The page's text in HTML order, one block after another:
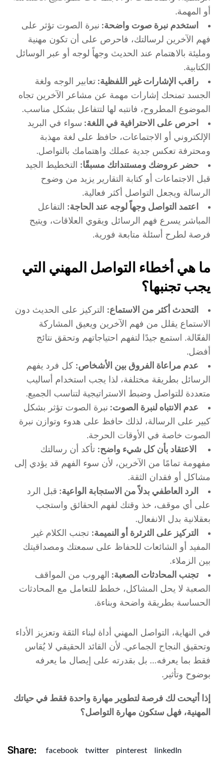
أو المهمة.
استخدم نبرة صوت واضحة: نبرة الصوت تؤثر على
فهم الآخرين لرسالتك، فاحرص على أن تكون مهنية
ومليئة بالاهتمام عند الحديث وجهاً لوجه أو عبر الوسائل
الكتابية.
راقب الإشارات غير اللفظية: تعابير الوجه ولغة
الجسد تمنحك إشارات مهمة عن مشاعر الآخرين تجاه
الموضوع المطروح، فانتبه لها لتتفاعل بشكل مناسب.
احرص على الاحترافية في اللغة: سواء في البريد
الإلكتروني أو الاجتماعات، حافظ على لغة مهذبة
ومحترفة تعكس جدية عملك واهتمامك بالتواصل.
حضر عروضك ومستنداتك مسبقًا: التخطيط الجيد
قبل الاجتماعات أو كتابة التقارير يزيد من وضوح
الرسالة ويجعل التواصل أكثر فعالية.
اعتمد التواصل وجهاً لوجه عند الحاجة: التفاعل
المباشر يسرع فهم الرسائل ويقوي العلاقات، ويتيح
فرصة لطرح أسئلة متابعة فورية.
ما هي أخطاء التواصل المهني التي
يجب تجنبها؟
التحدث أكثر من الاستماع: التركيز على الحديث دون
الاستماع يقلل من فهم الآخرين ويعيق المشاركة
الفعّالة. استمع جيدًا لتفهم احتياجاتهم وتحقق نتائج
أفضل.
عدم مراعاة الفروق بين الأشخاص: كل فرد يفهم
الرسائل بطريقة مختلفة، لذا يجب استخدام أساليب
متعددة للتواصل وضبط الاستراتيجية لتناسب الجميع.
عدم الانتباه لنبرة الصوت: نبرة الصوت تؤثر بشكل
كبير على الرسالة، لذلك حافظ على هدوء وتوازن نبرة
الصوت خاصة في الأوقات الحرجة.
الاعتقاد بأن كل شيء واضح: تأكد أن رسالتك
مفهومة تمامًا من الآخرين، لأن سوء الفهم قد يؤدي إلى
مشاكل أو فقدان الثقة.
الرد العاطفي بدلاً من الاستجابة الواعية: قبل الرد
على أي موقف، خذ وقتك لفهم الحقائق واستجب
بعقلانية بدل الانفعال.
التركيز على الثرثرة أو النميمة: تجنب الكلام غير
المفيد أو الشائعات للحفاظ على سمعتك ومصداقيتك
بين الزملاء.
تجنب المحادثات الصعبة:
الهروب من المواقف
الصعبة لا يحل المشاكل، خطط للتعامل مع المحادثات
الحساسة بطريقة واضحة وبناءة.
في النهاية، التواصل المهني أداة لبناء الثقة وتعزيز الأداء
وتحقيق النجاح الجماعي. لأن القائد الحقيقي لا يُقاس
فقط بما يعرفه… بل بقدرته على إيصال ما يعرفه
بوضوح وتأثير.
إذا أتيحت لك فرصة لتطوير مهارة واحدة فقط في حياتك
المهنية، فهل ستكون مهارة التواصل؟
Share: facebook twitter pinterest linkedIn